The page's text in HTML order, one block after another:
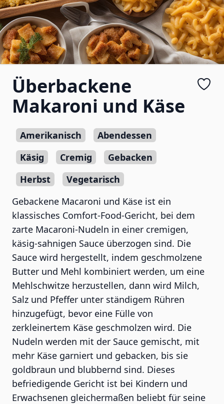
Überbackene
Makaroni und Käse
Amerikanisch
Abendessen
Käsig
Cremig
Gebacken
Herbst
Vegetarisch
Gebackene Macaroni und Käse ist ein
klassisches Comfort-Food-Gericht, bei dem
zarte Macaroni-Nudeln in einer cremigen,
käsig-sahnigen Sauce überzogen sind. Die
Sauce wird hergestellt, indem geschmolzene
Butter und Mehl kombiniert werden, um eine
Mehlschwitze herzustellen, dann wird Milch,
Salz und Pfeffer unter ständigem Rühren
hinzugefügt, bevor eine Fülle von
zerkleinertem Käse geschmolzen wird. Die
Nudeln werden mit der Sauce gemischt, mit
mehr Käse garniert und gebacken, bis sie
goldbraun und blubbernd sind. Dieses
befriedigende Gericht ist bei Kindern und
Erwachsenen gleichermaßen beliebt für seine